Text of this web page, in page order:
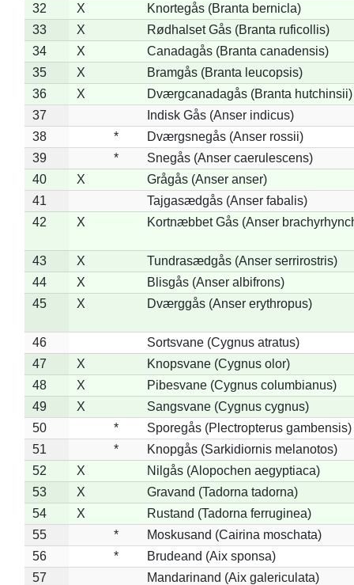
32
X
Knortegås (Branta bernicla)
33
X
Rødhalset Gås (Branta ruficollis)
34
X
Canadagås (Branta canadensis)
35
X
Bramgås (Branta leucopsis)
36
X
Dværgcanadagås (Branta hutchinsii)
37
Indisk Gås (Anser indicus)
38
*
Dværgsnegås (Anser rossii)
39
*
Snegås (Anser caerulescens)
40
X
Grågås (Anser anser)
41
Tajgasædgås (Anser fabalis)
42
X Kortnæbbet Gås (Anser
43 X
Tundrasædgås (Anser serrirostris)
44
X
Blisgås (Anser albifrons)
45
X Dværggås (Anser erythropus)
46
Sortsvane (Cygnus atratus)
47
X
Knopsvane (Cygnus olor)
48
X
Pibesvane (Cygnus columbianus)
49
X
Sangsvane (Cygnus cygnus)
50
*
Sporegås (Plectropterus gambensis)
51
*
Knopgås (Sarkidiornis melanotos)
52
X
Nilgås (Alopochen aegyptiaca)
53
X
Gravand (Tadorna tadorna)
54
X
Rustand (Tadorna ferruginea)
55
*
Moskusand (Cairina moschata)
56
*
Brudeand (Aix sponsa)
57
Mandarinand (Aix galericulata)